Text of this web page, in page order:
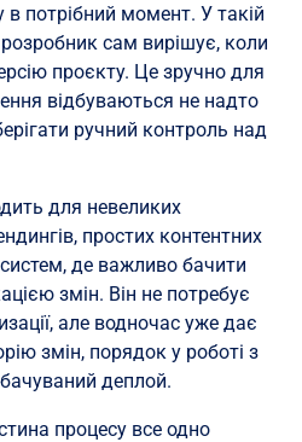
потрібний момент. У такій
сам вирішує, коли
проєкту. Це зручно для
відбуваються не надто
ручний контроль над
для невеликих
простих контентних
де важливо бачити
змін. Він не потребує
але водночас уже дає
змін, порядок у роботі з
деплой.
процесу все одно